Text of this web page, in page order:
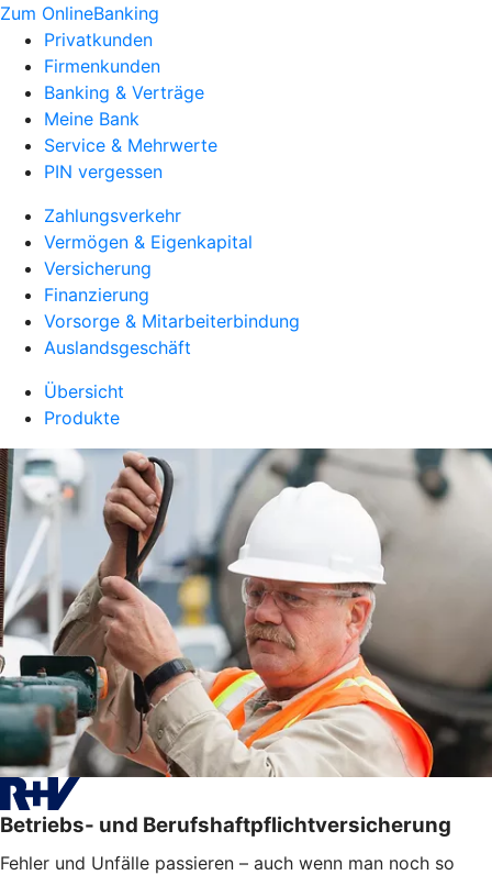
Zum OnlineBanking
Privatkunden
Firmenkunden
Banking & Verträge
Meine Bank
Service & Mehrwerte
PIN vergessen
Zahlungsverkehr
Vermögen & Eigenkapital
Versicherung
Finanzierung
Vorsorge & Mitarbeiterbindung
Auslandsgeschäft
Übersicht
Produkte
Betriebs- und Berufshaftpflichtversicherung
Fehler und Unfälle passieren – auch wenn man noch so